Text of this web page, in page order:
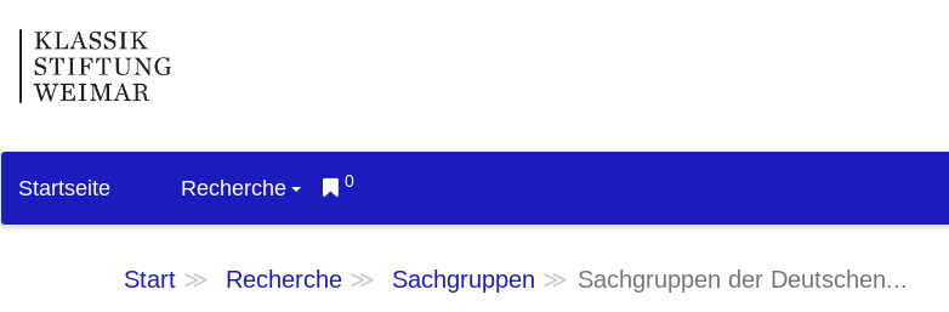
Startseite Recherche 0
Start Recherche Sachgruppen Sachgruppen der Deutschen...